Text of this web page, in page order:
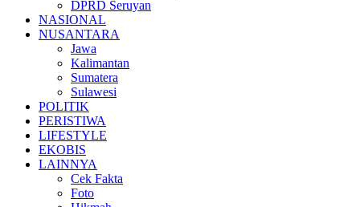
DPRD Seruyan
NASIONAL
NUSANTARA
Jawa
Kalimantan
Sumatera
Sulawesi
POLITIK
PERISTIWA
LIFESTYLE
EKOBIS
LAINNYA
Cek Fakta
Foto